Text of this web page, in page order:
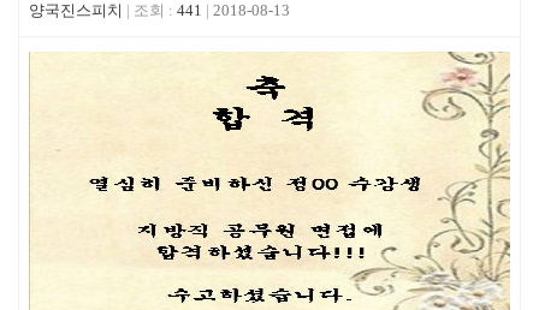
양국진스피치
441 2018-08-13